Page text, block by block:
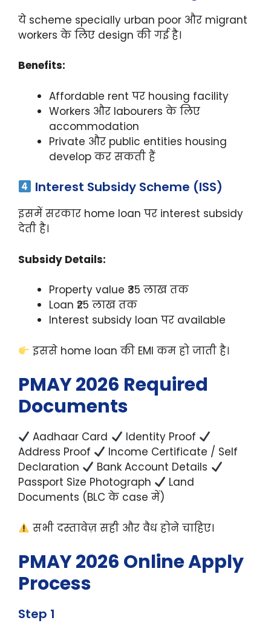
ये scheme specially urban poor और migrant
workers के लिए design की गई है।
Benefits:
Affordable rent पर housing facility
Workers और labourers के लिए
accommodation
Private और public entities housing
develop कर सकती हैं
Interest Subsidy Scheme (ISS)
इसमें सरकार home loan पर interest subsidy
देती है।
Subsidy Details:
Property value ₹35 लाख तक
Loan ₹25 लाख तक
Interest subsidy loan पर available
इससे home loan की EMI कम हो जाती है।
PMAY 2026 Required
Documents
Aadhaar Card
Identity Proof
Address Proof
Income Certificate / Self
Declaration
Bank Account Details
Passport Size Photograph
Land
Documents (BLC के case में)
सभी दस्तावेज़ सही और वैध होने चाहिए।
PMAY 2026 Online Apply
Process
Step 1